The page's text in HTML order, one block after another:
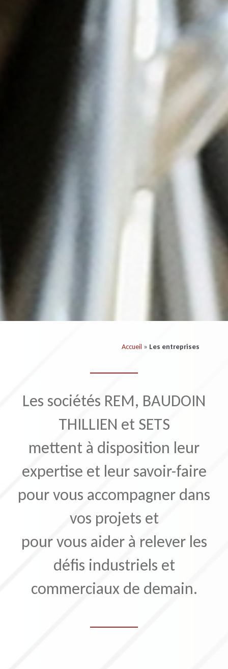
Accueil » Les entreprises
Les sociétés REM, BAUDOIN
THILLIEN et SETS
mettent à disposition leur
expertise et leur savoir-faire
pour vous accompagner dans
vos projets et
pour vous aider à relever les
défis industriels et
commerciaux de demain.